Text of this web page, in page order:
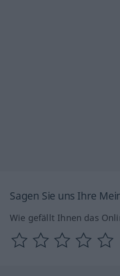
Sagen Sie uns Ihre
Wie gefällt Ihnen das